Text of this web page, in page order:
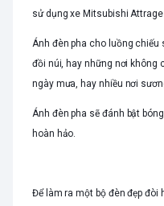
sử dụng xe Mitsubishi Attrage
Ánh đèn pha cho luồng chiếu
đồi núi, hay những nơi không
ngày mưa, hay nhiều nơi
Ánh đèn pha sẽ đánh bật
hoàn hảo.
Để làm ra một bộ đèn đẹp đòi